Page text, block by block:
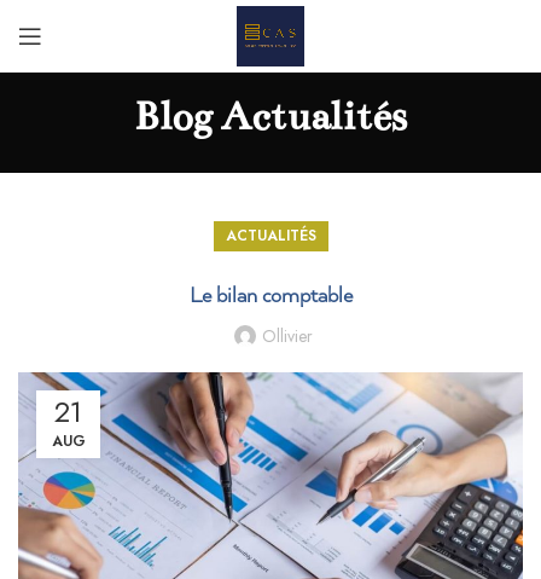
Blog Actualités
ACTUALITÉS
Le bilan comptable
Ollivier
21
AUG